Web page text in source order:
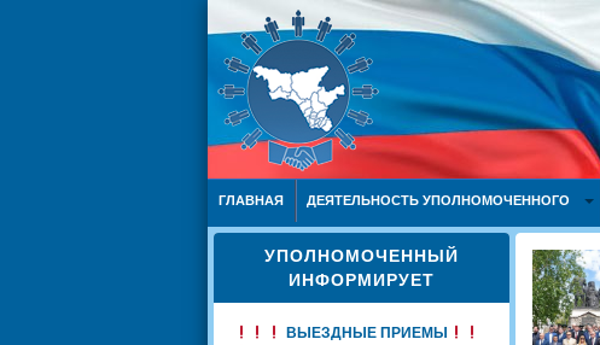
ГЛАВНАЯ ДЕЯТЕЛЬНОСТЬ УПОЛНОМОЧЕННОГО
УПОЛНОМОЧЕННЫЙ
ИНФОРМИРУЕТ
ВЫЕЗДНЫЕ ПРИЕМЫ